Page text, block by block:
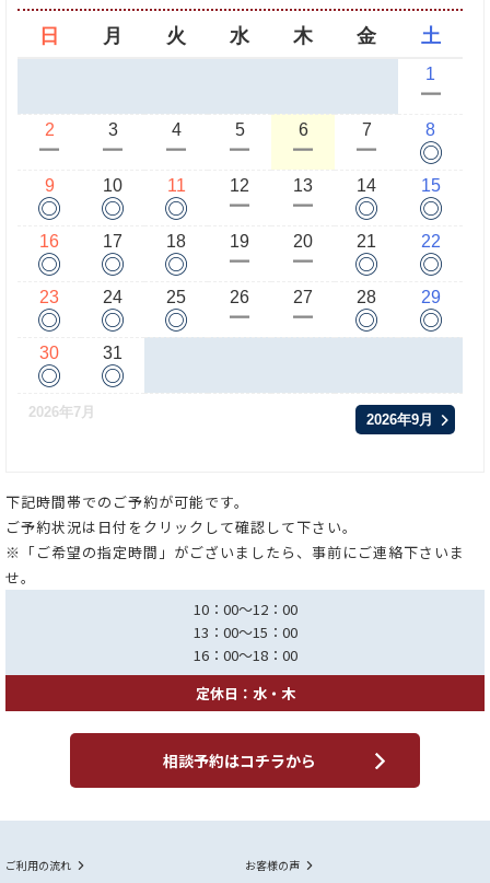
日 月 火 水 木 金 土
1
ー
2
ー
3
ー
4
ー
5
ー
6
ー
7
ー
8
◎
9
◎
10
◎
11
◎
12
ー
13
ー
14
◎
15
◎
16
◎
17
◎
18
◎
19
ー
20
ー
21
◎
22
◎
23
◎
24
◎
25
◎
26
ー
27
ー
28
◎
29
◎
30
◎
31
◎
2026年7月 2026年9月
下記時間帯でのご予約が可能です。
ご予約状況は日付をクリックして確認して下さい。
※「ご希望の指定時間」がございましたら、事前にご連絡下さいま
せ。
10：00～12：00
13：00～15：00
16：00～18：00
定休日：水・木
相談予約はコチラから
ご利用の流れ お客様の声